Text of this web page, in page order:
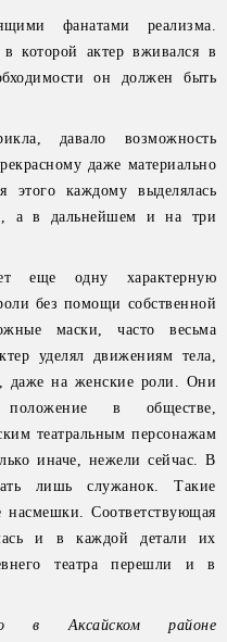
фанатами реализма.
в которой актер вживался в
он должен быть
давало возможность
даже материально
этого каждому выделялась
а в дальнейшем и на три
еще одну характерную
без помощи собственной
маски, часто весьма
уделял движениям тела,
даже на женские роли. Они
положение в обществе,
театральным персонажам
иначе, нежели сейчас. В
лишь служанок. Такие
насмешки. Соответствующая
и в каждой детали их
театра перешли и в
в Аксайском районе